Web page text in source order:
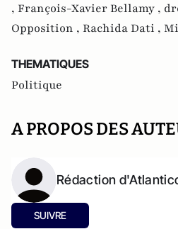
, François-Xavier Bellamy ,
Opposition , Rachida Dati ,
THEMATIQUES
Politique
A PROPOS DES
Rédaction
SUIVRE